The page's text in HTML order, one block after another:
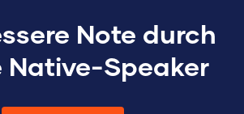
Note durch
Native-Speaker